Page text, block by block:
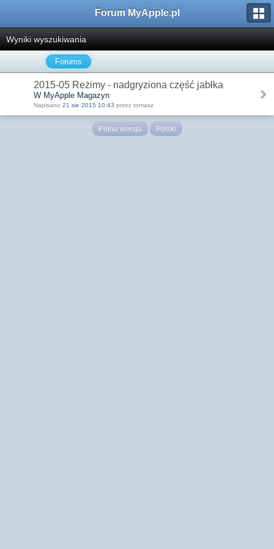
Forum MyApple.pl
Wyniki wyszukiwania
Forums
2015-05 Reżimy - nadgryziona część jabłka
W MyApple Magazyn
Napisano 21 sie 2015 10:43 przez tomasz
Pełna wersja Polski